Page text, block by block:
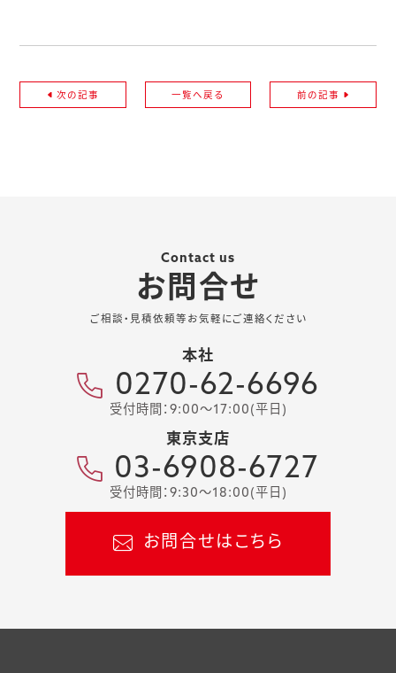
次の記事 一覧へ戻る 前の記事
Contact us
お問合せ
ご相談・見積依頼等お気軽にご連絡ください
本社
0270-62-6696
受付時間：9:00～17:00(平日)
東京支店
03-6908-6727
受付時間：9:30～18:00(平日)
お問合せはこちら